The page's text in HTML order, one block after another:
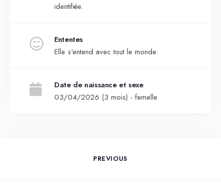
identifiée.
Ententes
Elle s'entend avec tout le monde.
Date de naissance et sexe
03/04/2026 (3 mois) - femelle
PREVIOUS